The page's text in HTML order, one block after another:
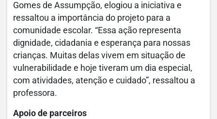
Gomes de Assumpção, elogiou a iniciativa e
ressaltou a importância do projeto para a
comunidade escolar. “Essa ação representa
dignidade, cidadania e esperança para nossas
crianças. Muitas delas vivem em situação de
vulnerabilidade e hoje tiveram um dia especial,
com atividades, atenção e cuidado”, ressaltou a
professora.
Apoio de parceiros